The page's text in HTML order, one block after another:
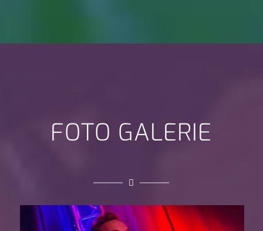
FOTO GALERIE